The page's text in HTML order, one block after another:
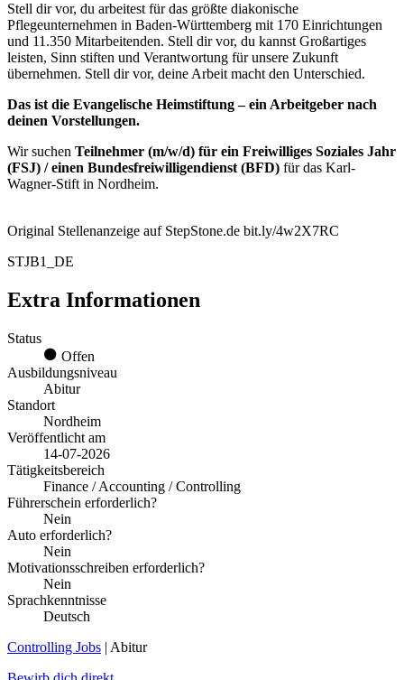
Stell dir vor, du arbeitest für das größte diakonische
Pflegeunternehmen in Baden-Württemberg mit 170 Einrichtungen
und 11.350 Mitarbeitenden. Stell dir vor, du kannst Großartiges
leisten, Sinn stiften und Verantwortung für unsere Zukunft
übernehmen. Stell dir vor, deine Arbeit macht den Unterschied.
Das ist die Evangelische Heimstiftung – ein Arbeitgeber nach
deinen Vorstellungen.
Wir suchen Teilnehmer (m/w/d) für ein Freiwilliges Soziales Jahr
(FSJ) / einen Bundesfreiwilligendienst (BFD) für das Karl-
Wagner-Stift in Nordheim.
Original Stellenanzeige auf StepStone.de bit.ly/4w2X7RC
STJB1_DE
Extra Informationen
Status
Offen
Ausbildungsniveau
Abitur
Standort
Nordheim
Veröffentlicht am
14-07-2026
Tätigkeitsbereich
Finance / Accounting / Controlling
Führerschein erforderlich?
Nein
Auto erforderlich?
Nein
Motivationsschreiben erforderlich?
Nein
Sprachkenntnisse
Deutsch
Controlling Jobs | Abitur